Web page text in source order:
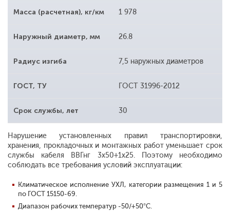
Масса (расчетная), кг/км 1 978
Наружный диаметр, мм 26.8
Радиус изгиба 7,5 наружных диаметров
ГОСТ, ТУ ГОСТ 31996-2012
Срок службы, лет 30
Нарушение установленных правил транспортировки,
хранения, прокладочных и монтажных работ уменьшает срок
службы кабеля ВВГнг 3х50+1х25. Поэтому необходимо
соблюдать все требования условий эксплуатации:
Климатическое исполнение УХЛ, категории размещения 1 и 5
по ГОСТ 15150-69.
Диапазон рабочих температур -50/+50°С.